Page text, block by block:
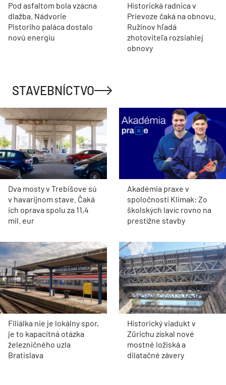
Pod asfaltom bola vzácna
dlažba. Nádvorie
Pistoriho paláca dostalo
novú energiu
Historická radnica v
Prievoze čaká na obnovu.
Ružinov hľadá
zhotoviteľa rozsiahlej
obnovy
STAVEBNÍCTVO
Dva mosty v Trebišove sú
v havarijnom stave. Čaká
ich oprava spolu za 11,4
mil. eur
Akadémia praxe v
spoločnosti Klimak: Zo
školských lavíc rovno na
prestížne stavby
Filiálka nie je lokálny spor,
je to kapacitná otázka
železničného uzla
Bratislava
Historický viadukt v
Zürichu získal nové
mostné ložiská a
dilatačné závery